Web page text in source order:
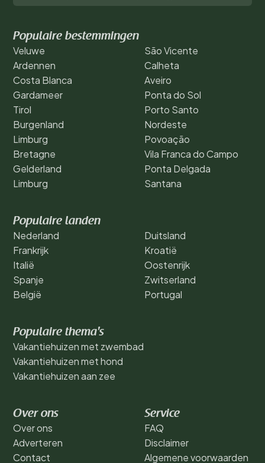
Populaire bestemmingen
Veluwe
Ardennen
Costa Blanca
Gardameer
Tirol
Burgenland
Limburg
Bretagne
Gelderland
Limburg
São Vicente
Calheta
Aveiro
Ponta do Sol
Porto Santo
Nordeste
Povoação
Vila Franca do Campo
Ponta Delgada
Santana
Populaire landen
Nederland
Frankrijk
Italië
Spanje
België
Duitsland
Kroatië
Oostenrijk
Zwitserland
Portugal
Populaire thema's
Vakantiehuizen met zwembad
Vakantiehuizen met hond
Vakantiehuizen aan zee
Over ons
Over ons
Adverteren
Contact
Service
FAQ
Disclaimer
Algemene voorwaarden